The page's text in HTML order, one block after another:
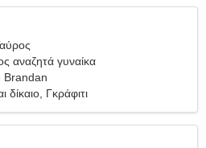
αναζητά γυναίκα
Brandan
δίκαιο, Γκράφιτι